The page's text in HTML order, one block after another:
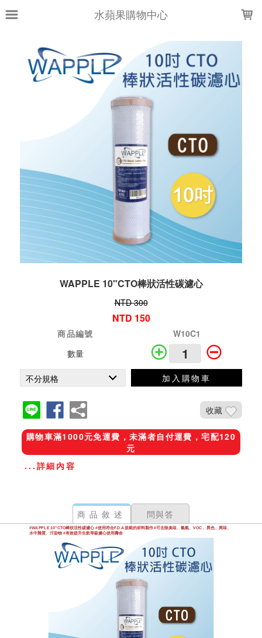
水蘋果購物中心
WAPPLE 10"CTO棒狀活性碳濾心
NTD 300
NTD 150
商品編號
W10C1
數量
加入購物車
收藏
購物車滿1000元免運費，未滿者自付運費，宅配120
元
...詳細內容
商品敘述 問與答